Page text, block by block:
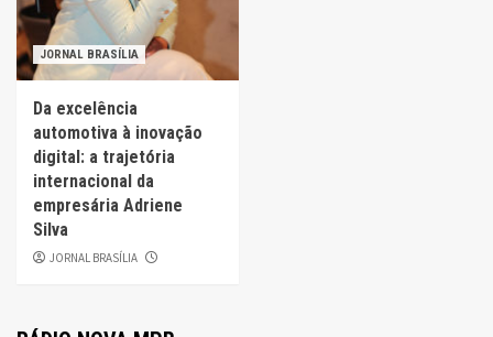
JORNAL BRASÍLIA
Da excelência
automotiva à inovação
digital: a trajetória
internacional da
empresária Adriene
Silva
JORNAL BRASÍLIA